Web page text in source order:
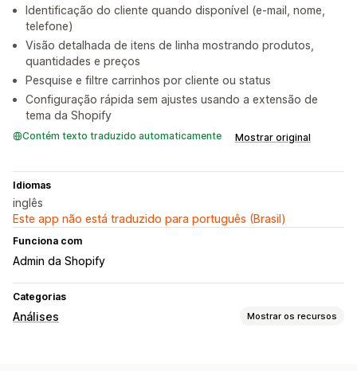
Identificação do cliente quando disponível (e-mail, nome,
telefone)
Visão detalhada de itens de linha mostrando produtos,
quantidades e preços
Pesquise e filtre carrinhos por cliente ou status
Configuração rápida sem ajustes usando a extensão de
tema da Shopify
Contém texto traduzido automaticamente Mostrar original
Idiomas
inglês
Este app não está traduzido para português (Brasil)
Funciona com
Admin da Shopify
Categorias
Análises Mostrar os recursos